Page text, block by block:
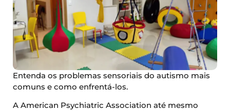
Entenda os problemas sensoriais do autismo mais
comuns e como enfrentá-los.
A American Psychiatric Association até mesmo